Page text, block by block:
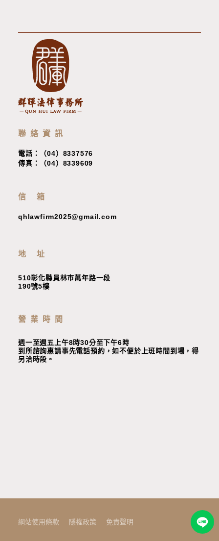
聯絡資訊
電話：（04）8337576
傳真：（04）8339609
信 箱
qhlawfirm2025@gmail.com
地 址
510彰化縣員林市萬年路一段
190號5樓
營業時間
週一至週五上午8時30分至下午6時
到所諮詢惠請事先電話預約，如不便於上班時間到場，得
另洽時段 。
網站使用條款 隱權政策 免責聲明